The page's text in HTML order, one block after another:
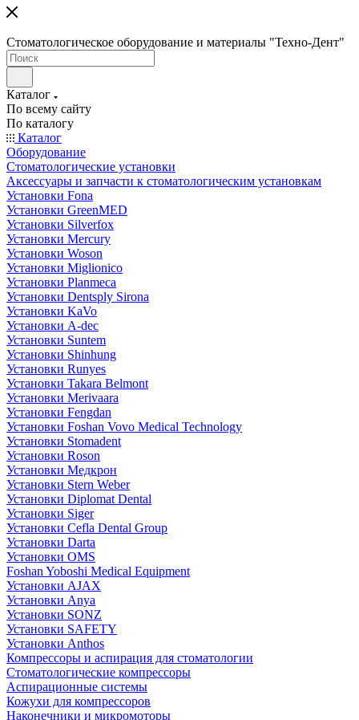
Стоматологическое оборудование и материалы "Техно-Дент"
Каталог
По всему сайту
По каталогу
Каталог
Оборудование
Стоматологические установки
Аксессуары и запчасти к стоматологическим установкам
Установки Fona
Установки GreenMED
Установки Silverfox
Установки Mercury
Установки Woson
Установки Miglionico
Установки Planmeca
Установки Dentsply Sirona
Установки KaVo
Установки A-dec
Установки Suntem
Установки Shinhung
Установки Runyes
Установки Takara Belmont
Установки Merivaara
Установки Fengdan
Установки Foshan Vovo Medical Technology
Установки Stomadent
Установки Roson
Установки Медкрон
Установки Stern Weber
Установки Diplomat Dental
Установки Siger
Установки Cefla Dental Group
Установки Darta
Установки OMS
Foshan Yoboshi Medical Equipment
Установки AJAX
Установки Anya
Установки SONZ
Установки SAFETY
Установки Anthos
Компрессоры и аспирация для стоматологии
Стоматологические компрессоры
Аспирационные системы
Кожухи для компрессоров
Наконечники и микромоторы